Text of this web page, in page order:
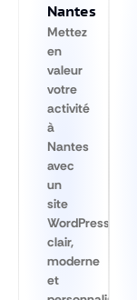
Nantes
Mettez
en
valeur
votre
activité
à
Nantes
avec
un
site
WordPress
clair,
moderne
et